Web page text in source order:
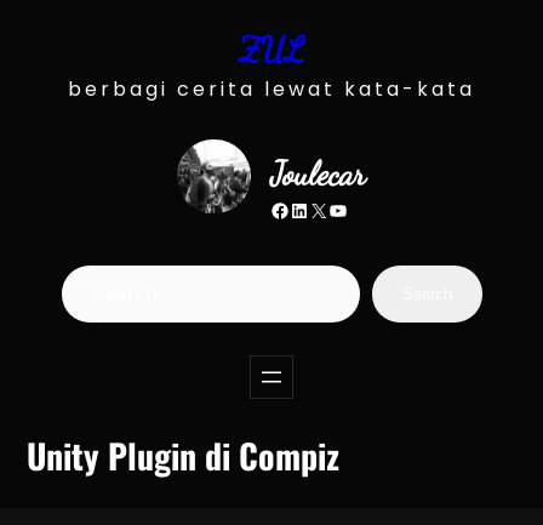
content
ZUL
berbagi cerita lewat kata-kata
Joulecar
Facebook LinkedIn X YouTube
S
e
h
Unity Plugin di Compiz